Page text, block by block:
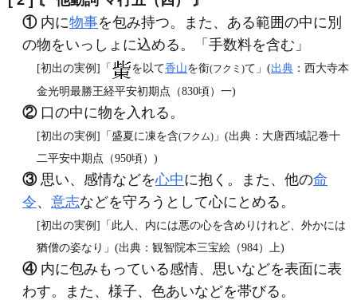
①内に物事を包み持つ。また、ある範囲の中に別
の物をいっしょに込める。「手数料を含む」
[初出の実例]「 を以て香山を銜(フクミ)て」(出典 ：西大寺本
金光明最勝王経平安初期点（830頃）一)
②口の中に物を入れる。
[初出の実例]「盛夏に凍を含(フクム) 」(出典：大唐西域記巻十
二平安中期点（950頃）)
③思い、感情などを心中に抱く。また、他の命
令、 意志などを守ろうとして心にとめる。
[初出の実例]「此人、内には悪の心を含めりけれど、外かには
猶僧の姿なり」(出典：観智院本三宝絵（984）上)
④内に包みもっている感情、思いなどを表面に表
わす。また、様子、色あいなどを帯びる。